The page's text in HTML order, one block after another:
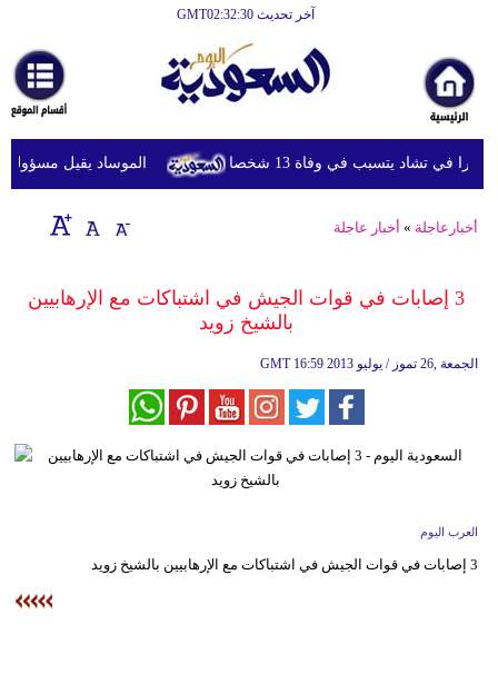
آخر تحديث GMT02:32:30
أخبارعاجلة
رياضة
ثقافة
إقتصاد
وموسيقى
أخبار
الموساد يقيل مسؤولين في تشاد يتسبب في وفاة 13 شخصا
أخبارعاجلة » أخبار عاجلة
3 إصابات في قوات الجيش في اشتباكات مع الإرهابيين
بالشيخ زويد
GMT 16:59 2013 الجمعة ,26 تموز / يوليو
العرب اليوم
3 إصابات في قوات الجيش في اشتباكات مع الإرهابيين بالشيخ زويد